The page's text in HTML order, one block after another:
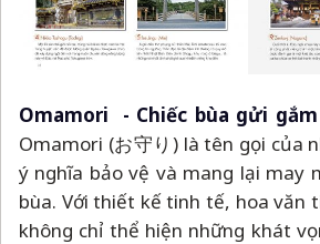
Omamori - Chiếc bùa gửi
Omamori (お守り) là tên gọi của
ý nghĩa bảo vệ và mang lại may
bùa. Với thiết kế tinh tế, hoa văn
không chỉ thể hiện những khát